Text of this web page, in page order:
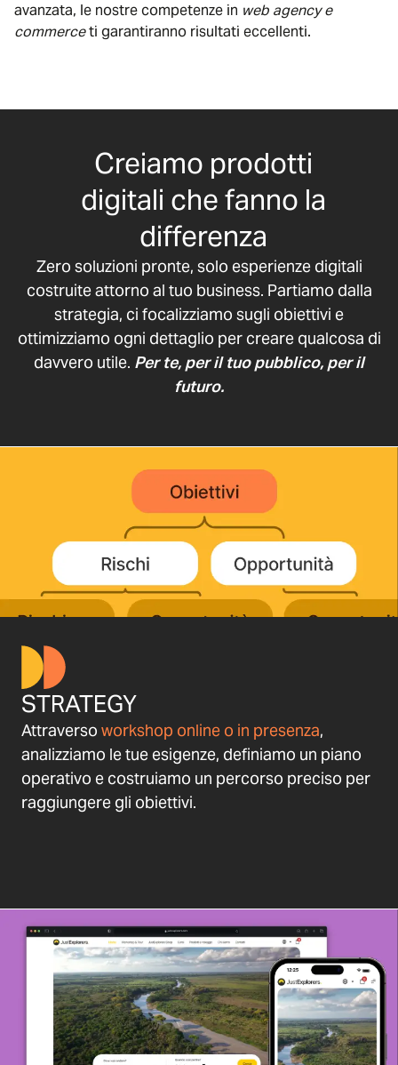
avanzata, le nostre competenze in web agency e
commerceti garantiranno risultati eccellenti.
Creiamo prodotti
digitali che fanno la
differenza
Zero soluzioni pronte, solo esperienze digitali
costruite attorno al tuo business. Partiamo dalla
strategia, ci focalizziamo sugli obiettivi e
ottimizziamo ogni dettaglio per creare qualcosa di
davvero utile. Per te, per il tuo pubblico, per il
futuro.
STRATEGY
Attraverso workshop online o in presenza,
analizziamo le tue esigenze, definiamo un piano
operativo e costruiamo un percorso preciso per
raggiungere gli obiettivi.